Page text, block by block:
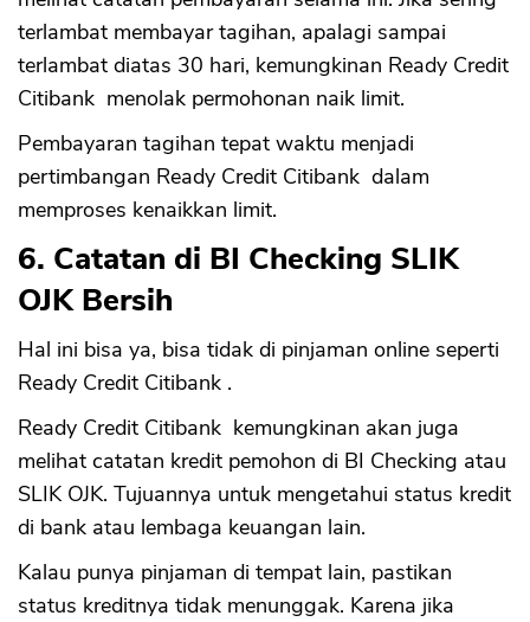
terlambat membayar tagihan, apalagi sampai
terlambat diatas 30 hari, kemungkinan Ready Credit
Citibank menolak permohonan naik limit.
Pembayaran tagihan tepat waktu menjadi
pertimbangan Ready Credit Citibank dalam
memproses kenaikkan limit.
6. Catatan di BI Checking SLIK
OJK Bersih
Hal ini bisa ya, bisa tidak di pinjaman online seperti
Ready Credit Citibank .
Ready Credit Citibank kemungkinan akan juga
melihat catatan kredit pemohon di BI Checking atau
SLIK OJK. Tujuannya untuk mengetahui status kredit
di bank atau lembaga keuangan lain.
Kalau punya pinjaman di tempat lain, pastikan
status kreditnya tidak menunggak. Karena jika